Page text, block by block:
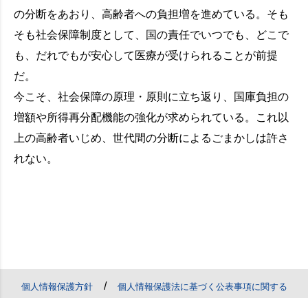
の分断をあおり、高齢者への負担増を進めている。そも
そも社会保障制度として、国の責任でいつでも、どこで
も、だれでもが安心して医療が受けられることが前提
だ。
今こそ、社会保障の原理・原則に立ち返り、国庫負担の
増額や所得再分配機能の強化が求められている。これ以
上の高齢者いじめ、世代間の分断によるごまかしは許さ
れない。
個人情報保護方針/ 個人情報保護法に基づく公表事項に関する